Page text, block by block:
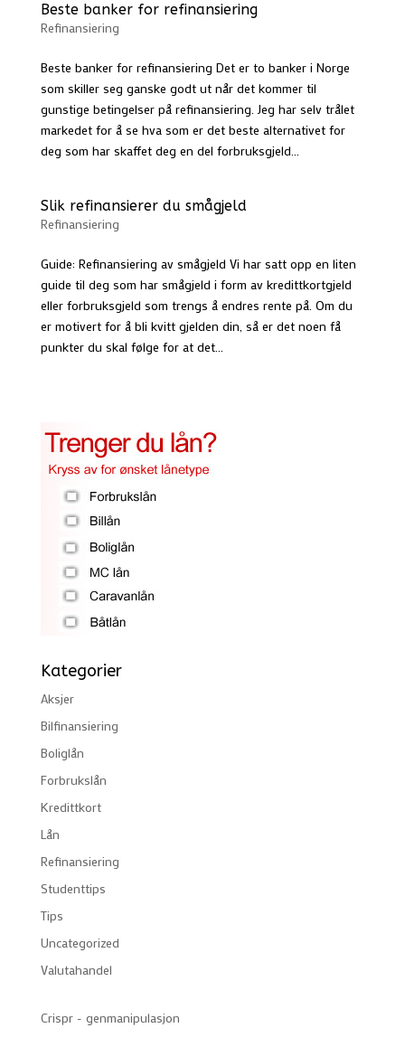
Beste banker for refinansiering
Refinansiering
Beste banker for refinansiering Det er to banker i Norge
som skiller seg ganske godt ut når det kommer til
gunstige betingelser på refinansiering. Jeg har selv trålet
markedet for å se hva som er det beste alternativet for
deg som har skaffet deg en del forbruksgjeld...
Slik refinansierer du smågjeld
Refinansiering
Guide: Refinansiering av smågjeld Vi har satt opp en liten
guide til deg som har smågjeld i form av kredittkortgjeld
eller forbruksgjeld som trengs å endres rente på. Om du
er motivert for å bli kvitt gjelden din, så er det noen få
punkter du skal følge for at det...
Kategorier
Aksjer
Bilfinansiering
Boliglån
Forbrukslån
Kredittkort
Lån
Refinansiering
Studenttips
Tips
Uncategorized
Valutahandel
Crispr - genmanipulasjon